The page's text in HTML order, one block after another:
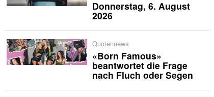
Donnerstag, 6. August
2026
Quotennews
«Born Famous»
beantwortet die Frage
nach Fluch oder Segen